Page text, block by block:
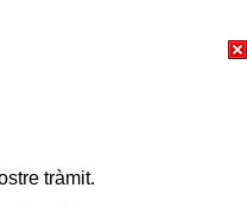
tràmit.